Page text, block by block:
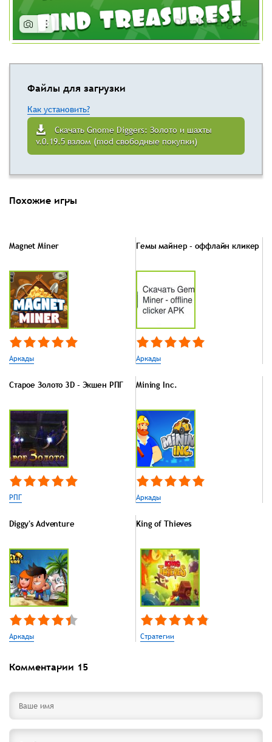
Файлы для загрузки
Как установить?
Скачать Gnome Diggers: Золото и шахты
v.0.19.5 взлом (mod свободные покупки)
Похожие игры
Magnet Miner
Аркады
Гемы майнер - оффлайн кликер
Аркады
Старое Золото 3D - Экшен РПГ
РПГ
Mining Inc.
Аркады
Diggy's Adventure
Аркады
King of Thieves
Стратегии
Комментарии 15